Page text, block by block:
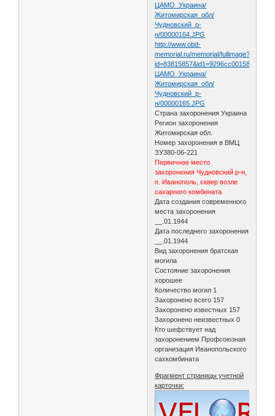
ЦАМО_Украина/
Житомирская_обл/
Чудновский_р-
н/00000164.JPG
http://www.obd-
memorial.ru/memorial/fullimage?
ЦАМО_Украина/
Житомирская_обл/
Чудновский_р-
н/00000165.JPG
Страна захоронения Украина
Регион захоронения
Житомирская обл.
Номер захоронения в ВМЦ
ЗУ380-06-221
Первичное место
захоронения Чудновский р-н,
п. Иванополь, сквер возле
сахарного комбината
Дата создания современного
места захоронения
__.01.1944
Дата последнего захоронения
__.01.1944
Вид захоронения братская
могила
Состояние захоронения
хорошее
Количество могил 1
Захоронено всего 157
Захоронено известных 157
Захоронено неизвестных 0
Кто шефствует над
захоронением Профсоюзная
организация Иванопольского
сахкомбината
Фрагмент страницы учетной
карточки: